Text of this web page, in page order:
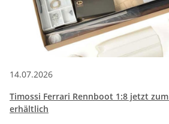
14.07.2026
Timossi Ferrari Rennboot 1:8 jetzt
erhältlich